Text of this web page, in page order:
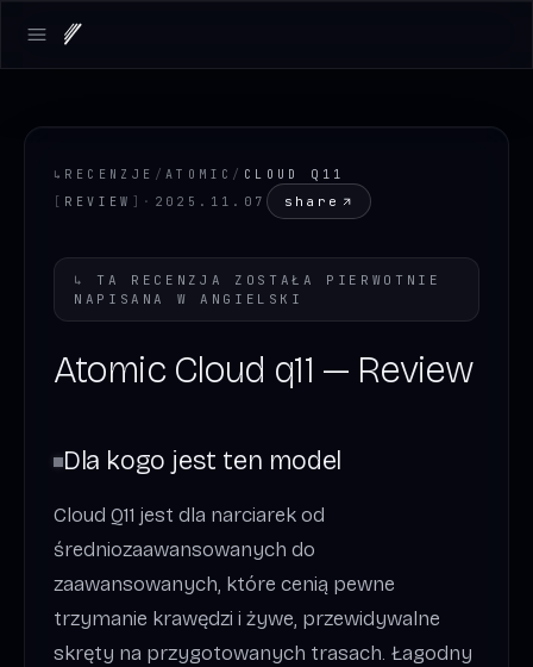
Open main menu
↳ RECENZJE /ATOMIC / CLOUD Q11
[ REVIEW ] · 2025.11.07 share
↳ TA RECENZJA ZOSTAŁA PIERWOTNIE
NAPISANA W
ANGIELSKI
Atomic Cloud q11 — Review
Dla kogo jest ten model
Cloud Q11 jest dla narciarek od
średniozaawansowanych do
zaawansowanych, które cenią pewne
trzymanie krawędzi i żywe, przewidywalne
skręty na przygotowanych trasach. Łagodny